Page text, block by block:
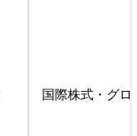
国際株式・グロ